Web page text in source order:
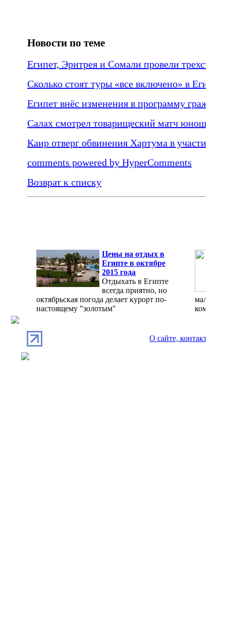
Новости по теме
Египет, Эритрея и Сомали провели
Сколько стоят туры «все включено» в
Египет внёс изменения в программу
Салах смотрел товарищеский матч
Каир отверг обвинения Хартума в участии
comments powered by HyperComments
Возврат к списку
Цены на отдых в
Египте в октябре
2015 года
Отдыхать в Египте
всегда приятно, но
октябрьская погода делает курорт по-
настоящему "золотым"
мало, а
О сайте, контакты